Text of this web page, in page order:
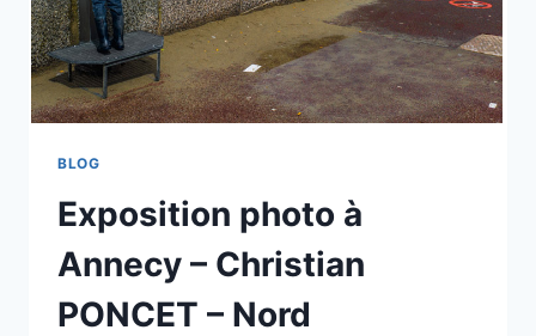
BLOG
Exposition photo à
Annecy – Christian
PONCET – Nord